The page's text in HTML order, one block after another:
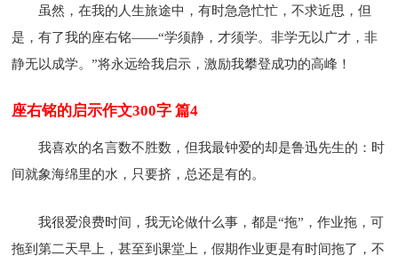
虽然，在我的人生旅途中，有时急急忙忙，不求近思，但
是，有了我的座右铭——“学须静，才须学。非学无以广才，非
静无以成学。”将永远给我启示，激励我攀登成功的高峰！
座右铭的启示作文300字 篇4
我喜欢的名言数不胜数，但我最钟爱的却是鲁迅先生的：时
间就象海绵里的水，只要挤，总还是有的。
我很爱浪费时间，我无论做什么事，都是“拖”，作业拖，可
拖到第二天早上，甚至到课堂上，假期作业更是有时间拖了，不